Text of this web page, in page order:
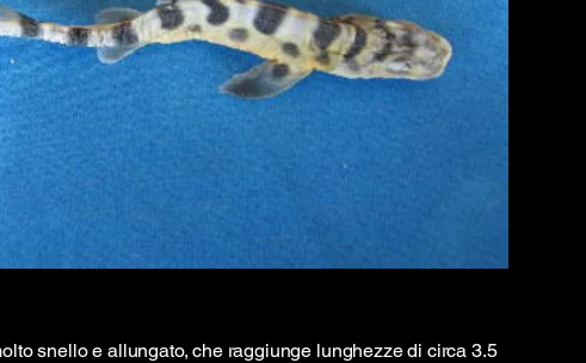
snello e allungato, che raggiunge lunghezze di circa 3.5